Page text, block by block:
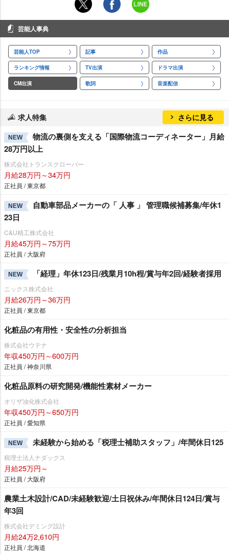
芸能人事典
芸能人TOP 記事 作品
ランキング情報 TV出演 ドラマ出演
CM出演 歌詞 音楽配信
求人特集 さらに見る
NEW
物流の裏側を支える「国際物流コーディネーター」月給
28万円以上
株式会社トランスクローバー
月給28万円～34万円
正社員 / 東京都
NEW
自動車部品メーカーの「 人事 」 管理職候補募集/年休1
23日
C&U精工株式会社
月給45万円～75万円
正社員 / 大阪府
NEW 「経理」年休123日/残業月10h程/賞与年2回/経験者採用
ニックス株式会社
月給26万円～36万円
正社員 / 東京都
化粧品の有用性・安全性の分析担当
株式会社ウテナ
年収450万円～600万円
正社員 / 神奈川県
化粧品原料の研究開発/機能性素材メーカー
オリザ油化株式会社
年収450万円～650万円
正社員 / 愛知県
NEW 未経験から始める「税理士補助スタッフ」/年間休日125
税理士法人ナダックス
月給25万円～
正社員 / 大阪府
農業土木設計/CAD/未経験歓迎/土日祝休み/年間休日124日/賞与
年3回
株式会社デミング設計
月給24万2,610円
正社員 / 北海道